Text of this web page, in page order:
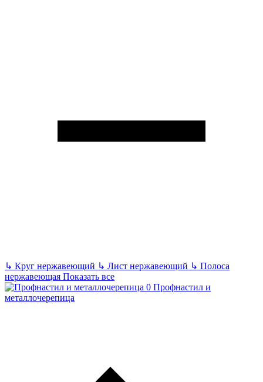
↳ Круг нержавеющий ↳ Лист нержавеющий ↳ Полоса
нержавеющая Показать все
Профнастил и
металлочерепица